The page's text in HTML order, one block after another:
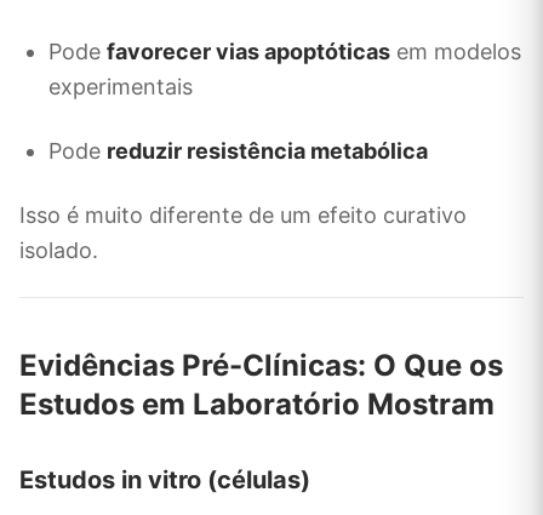
Pode favorecer vias apoptóticas em modelos
experimentais
Pode reduzir resistência metabólica
Isso é muito diferente de um efeito curativo
isolado.
Evidências Pré-Clínicas: O Que os
Estudos em Laboratório Mostram
Estudos in vitro (células)